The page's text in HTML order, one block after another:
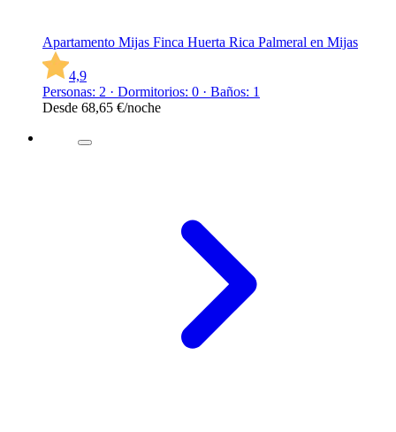
Apartamento Mijas Finca Huerta Rica Palmeral en Mijas
4,9
Personas: 2 · Dormitorios: 0 · Baños: 1
Desde 68,65 €/noche